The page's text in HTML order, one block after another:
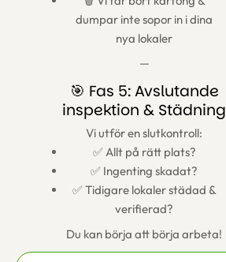
dumpar inte sopor in i dina
nya lokaler
—
🎯 Fas 5: Avslutande
inspektion & Städning
Vi utför en slutkontroll:
✅ Allt på rätt plats?
✅ Ingenting skadat?
✅ Tidigare lokaler städad &
verifierad?
Du kan börja att börja arbeta!